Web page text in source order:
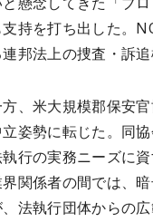
支持を打ち出した。
連邦法上の捜査・訴
、米大規模郡保安
姿勢に転じた。同
行の実務ニーズに
関係者の間では、
、法執行団体からの